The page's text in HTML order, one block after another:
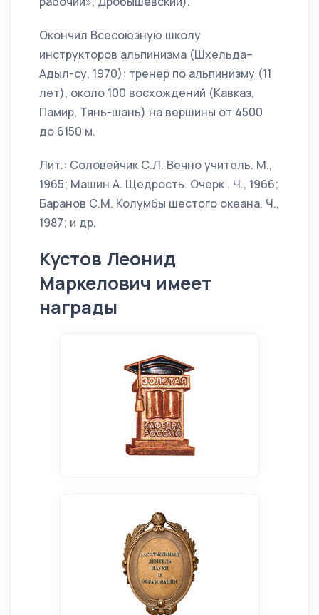
Окончил Всесоюзную школу
инструкторов альпинизма (Шхельда–
Адыл-су, 1970): тренер по альпинизму (11
лет), около 100 восхождений (Кавказ,
Памир, Тянь-шань) на вершины от 4500
до 6150 м.
Лит.: Соловейчик С.Л. Вечно учитель. М.,
1965; Машин А. Щедрость. Очерк . Ч., 1966;
Баранов С.М. Колумбы шестого океана. Ч.,
1987; и др.
Кустов Леонид
Маркелович имеет
награды